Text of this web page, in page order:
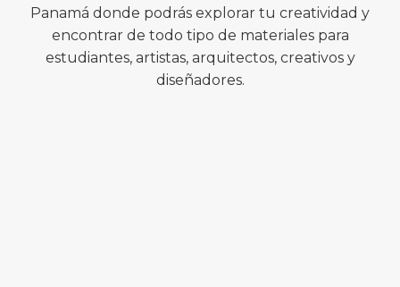
Panamá donde podrás explorar tu creatividad y
encontrar de todo tipo de materiales para
estudiantes, artistas, arquitectos, creativos y
diseñadores.